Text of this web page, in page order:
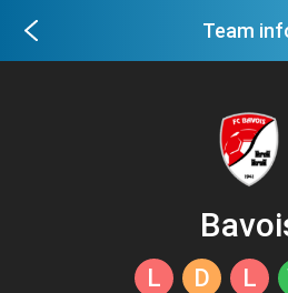
Team
L D L